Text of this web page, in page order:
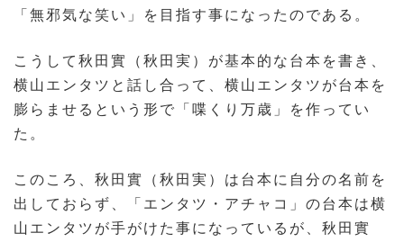
「無邪気な笑い」を目指す事になったのである。
こうして秋田實（秋田実）が基本的な台本を書き、
横山エンタツと話し合って、横山エンタツが台本を
膨らませるという形で「喋くり万歳」を作ってい
た。
このころ、秋田實（秋田実）は台本に自分の名前を
出しておらず、「エンタツ・アチャコ」の台本は横
山エンタツが手がけた事になっているが、秋田實